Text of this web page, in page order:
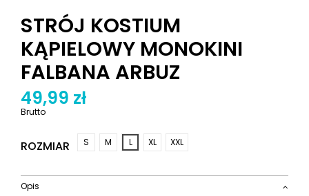
STRÓJ KOSTIUM
KĄPIELOWY MONOKINI
FALBANA ARBUZ
49,99 zł
Brutto
ROZMIAR S M L XL XXL
Opis